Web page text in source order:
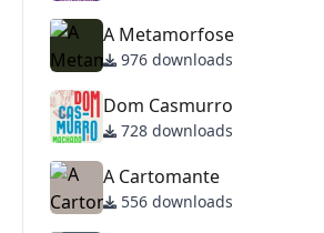
A Metamorfose
976 downloads
Dom Casmurro
728 downloads
A Cartomante
556 downloads